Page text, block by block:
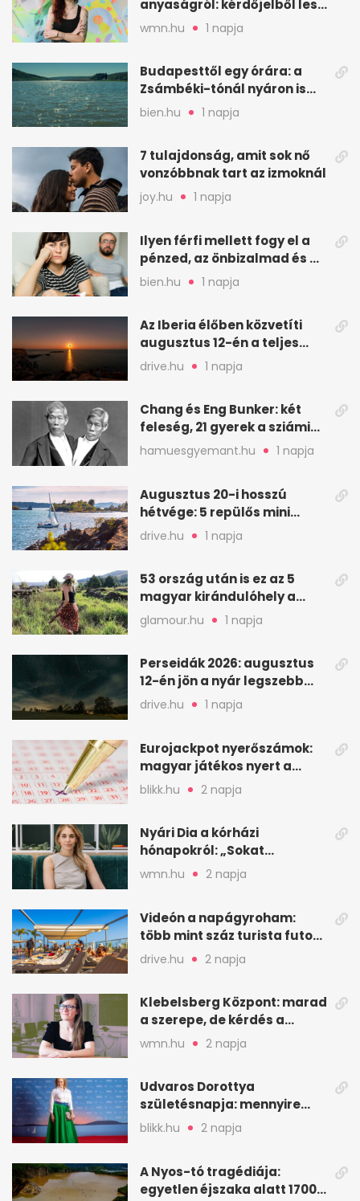
anyaságról: kérdőjelből lesz
valaha felkiáltójel?
wmn.hu 1 napja
Budapesttől egy órára: a
Zsámbéki-tónál nyáron is
van hely
bien.hu 1 napja
7 tulajdonság, amit sok nő
vonzóbbnak tart az izmoknál
joy.hu 1 napja
Ilyen férfi mellett fogy el a
pénzed, az önbizalmad és a
nyugalmad
bien.hu 1 napja
Az Iberia élőben közvetíti
augusztus 12-én a teljes
napfogyatkozást
drive.hu 1 napja
Chang és Eng Bunker: két
feleség, 21 gyerek a sziámi
ikrek életében
hamuesgyemant.hu 1 napja
Augusztus 20-i hosszú
hétvége: 5 repülős mini
nyaralás 0 szabadsággal
drive.hu 1 napja
53 ország után is ez az 5
magyar kirándulóhely a
kedvencem
glamour.hu 1 napja
Perseidák 2026: augusztus
12-én jön a nyár legszebb
csillaghullása
drive.hu 1 napja
Eurojackpot nyerőszámok:
magyar játékos nyert a
2026. augusztus 4-i húzáson
blikk.hu 2 napja
Nyári Dia a kórházi
hónapokról: „Sokat
veszekedtem Istennel”
wmn.hu 2 napja
Videón a napágyroham:
több mint száz turista futott
a helyekért Tenerifén
drive.hu 2 napja
Klebelsberg Központ: marad
a szerepe, de kérdés a
hitelessége
wmn.hu 2 napja
Udvaros Dorottya
születésnapja: mennyire
ismered a filmszerepeit?
blikk.hu 2 napja
A Nyos-tó tragédiája:
egyetlen éjszaka alatt 1700